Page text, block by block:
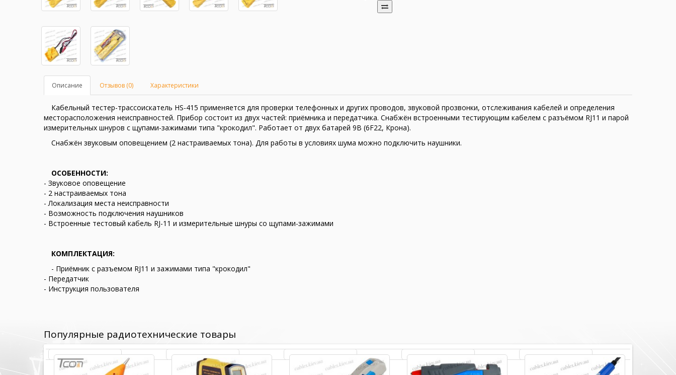
Описание Отзывов (0) Характеристики
Кабельный тестер-трассоискатель HS-415 применяется для проверки телефонных и других проводов, звуковой прозвонки, отслеживания кабелей и определения
месторасположения неисправностей. Прибор состоит из двух частей: приёмника и передатчика. Снабжён встроенными тестирующим кабелем с разъёмом RJ11 и парой
измерительных шнуров с щупами-зажимами типа "крокодил". Работает от двух батарей 9В (6F22, Крона).
Снабжён звуковым оповещением (2 настраиваемых тона). Для работы в условиях шума можно подключить наушники.
ОСОБЕННОСТИ:
- Звуковое оповещение
- 2 настраиваемых тона
- Локализация места неисправности
- Возможность подключения наушников
- Встроенные тестовый кабель RJ-11 и измерительные шнуры со щупами-зажимами
КОМПЛЕКТАЦИЯ:
- Приёмник с разъемом RJ11 и зажимами типа "крокодил"
- Передатчик
- Инструкция пользователя
Популярные радиотехнические товары